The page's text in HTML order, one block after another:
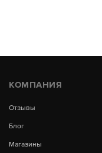
КОМПАНИЯ
Отзывы
Блог
Магазины